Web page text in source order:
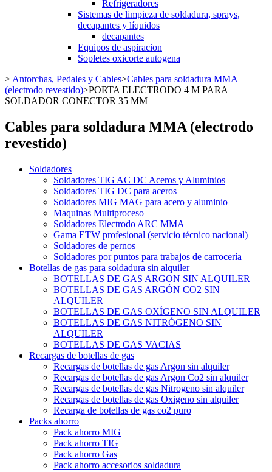
Refrigeradores
Sistemas de limpieza de soldadura, sprays,
decapantes y líquidos
decapantes
Equipos de aspiracion
Sopletes oxicorte autogena
> Antorchas, Pedales y Cables>Cables para soldadura MMA
(electrodo revestido)>PORTA ELECTRODO 4 M PARA
SOLDADOR CONECTOR 35 MM
Cables para soldadura MMA (electrodo
revestido)
Soldadores
Soldadores TIG AC DC Aceros y Aluminios
Soldadores TIG DC para aceros
Soldadores MIG MAG para acero y aluminio
Maquinas Multiproceso
Soldadores Electrodo ARC MMA
Gama ETW profesional (servicio técnico nacional)
Soldadores de pernos
Soldadores por puntos para trabajos de carrocería
Botellas de gas para soldadura sin alquiler
BOTELLAS DE GAS ARGON SIN ALQUILER
BOTELLAS DE GAS ARGÓN CO2 SIN
ALQUILER
BOTELLAS DE GAS OXÍGENO SIN ALQUILER
BOTELLAS DE GAS NITRÓGENO SIN
ALQUILER
BOTELLAS DE GAS VACIAS
Recargas de botellas de gas
Recargas de botellas de gas Argon sin alquiler
Recargas de botellas de gas Argon Co2 sin alquiler
Recargas de botellas de gas Nitrogeno sin alquiler
Recargas de botellas de gas Oxigeno sin alquiler
Recarga de botellas de gas co2 puro
Packs ahorro
Pack ahorro MIG
Pack ahorro TIG
Pack ahorro Gas
Pack ahorro accesorios soldadura